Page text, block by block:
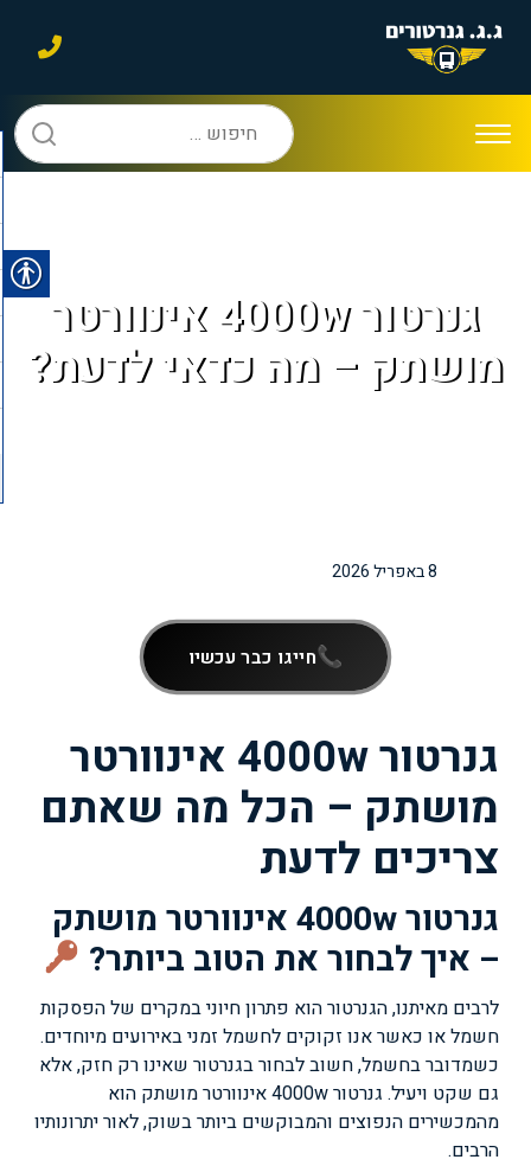
חיפוש:
גנרטור 4000w אינוורטר
מושתק – מה כדאי לדעת?
8 באפריל 2026
חייגו כבר עכשיו
גנרטור 4000w אינוורטר
מושתק – הכל מה שאתם
צריכים לדעת
גנרטור 4000w אינוורטר מושתק
– איך לבחור את הטוב ביותר?
לרבים מאיתנו, הגנרטור הוא פתרון חיוני במקרים של הפסקות
חשמל או כאשר אנו זקוקים לחשמל זמני באירועים מיוחדים.
כשמדובר בחשמל, חשוב לבחור בגנרטור שאינו רק חזק, אלא
גם שקט ויעיל. גנרטור 4000w אינוורטר מושתק הוא
מהמכשירים הנפוצים והמבוקשים ביותר בשוק, לאור יתרונותיו
הרבים.